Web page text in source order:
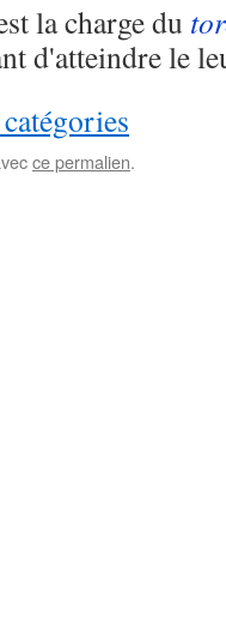
la charge du
d'atteindre le
ce permalien.